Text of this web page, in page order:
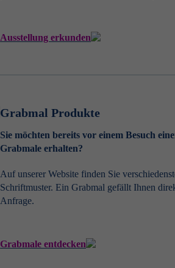
Ausstellung erkunden
Grabmal Produkte
Sie möchten bereits vor einem Besuch
Grabmale erhalten?
Auf unserer Website finden Sie
Schriftmuster. Ein Grabmal gefällt Ihnen
Anfrage.
Grabmale entdecken